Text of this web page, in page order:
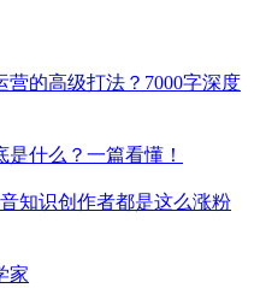
的高级打法？7000字深度
什么？一篇看懂！
知识创作者都是这么涨粉
家